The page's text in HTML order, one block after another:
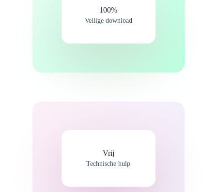
100%​
Veilige download
Vrij
Technische hulp